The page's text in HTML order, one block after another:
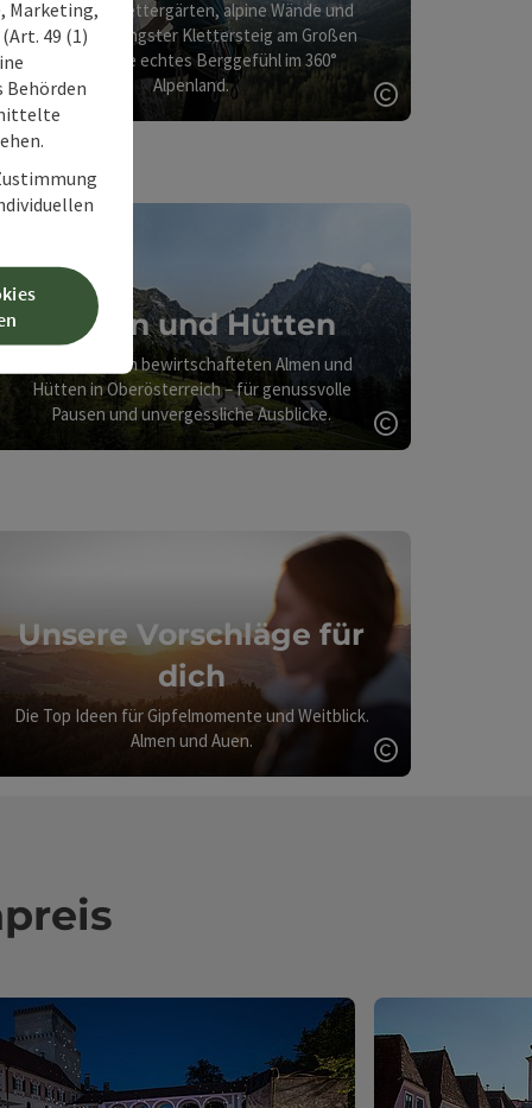
öffnen
Zahlreiche Klettergärten, alpine Wände und
Österreichs längster Klettersteig am Großen
Priel - Spüre echtes Berggefühl im 360°
Alpenland.
Copyright
Almen und Hütten
Die schönsten bewirtschafteten Almen und
Hütten in Oberösterreich – für genussvolle
Pausen und unvergessliche Ausblicke.
Copyright
öffnen
Unsere Vorschläge für
dich
Die Top Ideen für Gipfelmomente und Weitblick.
Almen und Auen.
Copyright
Marketing,
49 (1)
Behörden